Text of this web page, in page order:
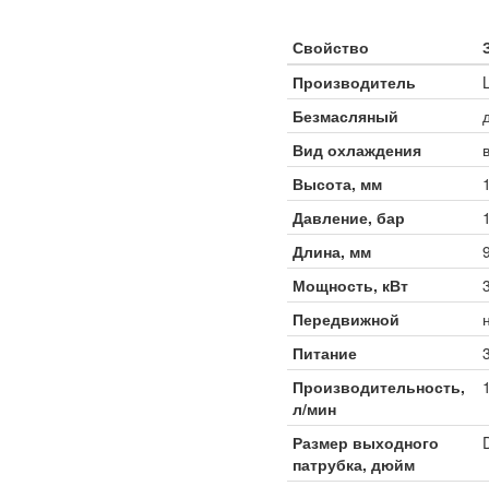
Свойство
Производитель
Безмасляный
Вид охлаждения
Высота, мм
Давление, бар
Длина, мм
Мощность, кВт
Передвижной
Питание
Производительность,
л/мин
Размер выходного
патрубка, дюйм